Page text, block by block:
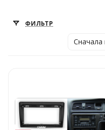
ФИЛЬТР
Сначала